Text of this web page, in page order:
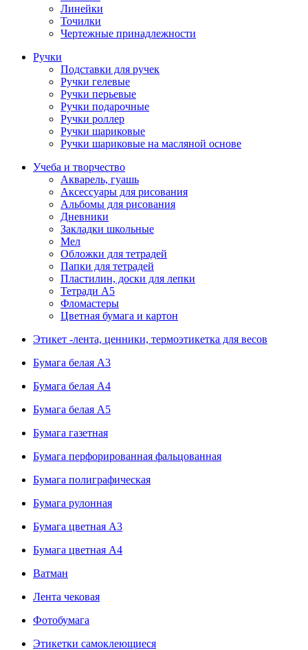
Линейки
Точилки
Чертежные принадлежности
Ручки
Подставки для ручек
Ручки гелевые
Ручки перьевые
Ручки подарочные
Ручки роллер
Ручки шариковые
Ручки шариковые на масляной основе
Учеба и творчество
Акварель, гуашь
Аксессуары для рисования
Альбомы для рисования
Дневники
Закладки школьные
Мел
Обложки для тетрадей
Папки для тетрадей
Пластилин, доски для лепки
Тетради А5
Фломастеры
Цветная бумага и картон
Этикет -лента, ценники, термоэтикетка для весов
Бумага белая А3
Бумага белая А4
Бумага белая А5
Бумага газетная
Бумага перфорированная фальцованная
Бумага полиграфическая
Бумага рулонная
Бумага цветная А3
Бумага цветная А4
Ватман
Лента чековая
Фотобумага
Этикетки самоклеющиеся